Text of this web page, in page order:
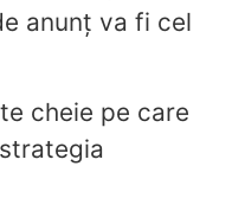
anunț va fi cel
cheie pe care